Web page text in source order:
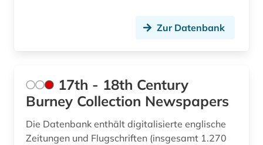
argentinien (2)
arktis (1)
Zur Datenbank
17th - 18th Century
Burney Collection Newspapers
Die Datenbank enthält digitalisierte englische
Zeitungen und Flugschriften (insgesamt 1.270